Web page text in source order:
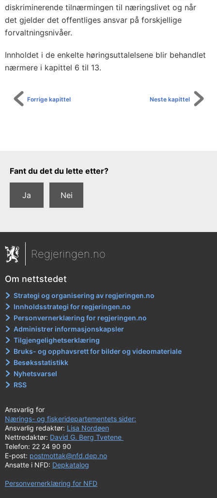
diskriminerende tilnærmingen til næringslivet og når
det gjelder det offentliges ansvar på forskjellige
forvaltningsnivåer.
Innholdet i de enkelte høringsuttalelsene blir behandlet
nærmere i kapittel 6 til 13.
Neste kapittel
Forrige kapittel
Tilbakemeldingsskjema
Fant du det du lette etter?
Ja Nei
Regjeringen.no
Om nettstedet
Strategi og organisering av regjeringen.no
Innholdsstrategi for regjeringen.no
Personvernerklæring for regjeringen.no
Administrer informasjonskapsler
Tilgjengelighetserklæring
Bruks- og opphavsrett for bilder og videomateriale
Besøksstatistikk
Nyhetsvarsel
RSS
Ansvarlig for
Nærings- og fiskeridepartementets sider:
Ansvarlig redaktør: Lisa Nordøen
Nettredaktør: David G. Berg Tvetene
Telefon: 22 24 90 90
E-post: postmottak@nfd.dep.no
Ansatte i NFD: Depkatalog
Personvernerklæring for NFD